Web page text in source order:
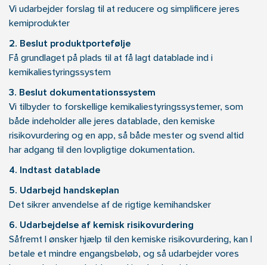
Vi udarbejder forslag til at reducere og simplificere jeres
kemiprodukter
2. Beslut produktportefølje
Få grundlaget på plads til at få lagt datablade ind i
kemikaliestyringssystem
3. Beslut dokumentationssystem
Vi tilbyder to forskellige kemikaliestyringssystemer, som
både indeholder alle jeres datablade, den kemiske
risikovurdering og en app, så både mester og svend altid
har adgang til den lovpligtige dokumentation.
4. Indtast datablade
5. Udarbejd handskeplan
Det sikrer anvendelse af de rigtige kemihandsker
6. Udarbejdelse af kemisk risikovurdering
Såfremt I ønsker hjælp til den kemiske risikovurdering, kan I
betale et mindre engangsbeløb, og så udarbejder vores